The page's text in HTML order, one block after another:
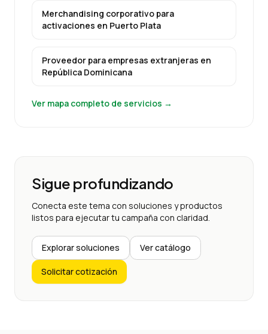
Merchandising corporativo para
activaciones en Puerto Plata
Proveedor para empresas extranjeras en
República Dominicana
Ver mapa completo de servicios →
Sigue profundizando
Conecta este tema con soluciones y productos
listos para ejecutar tu campaña con claridad.
Explorar soluciones Ver catálogo
Solicitar cotización